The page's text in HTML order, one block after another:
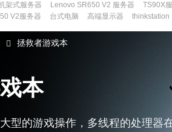
架式服务器 Lenovo SR650 V2 服务器
TS90X
V2服务器 台式电脑 高端显示器 thinkstation
拯救者游戏本
本
型的游戏操作，多线程的处理器